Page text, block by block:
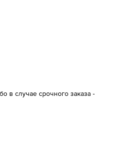
в случае срочного заказа -